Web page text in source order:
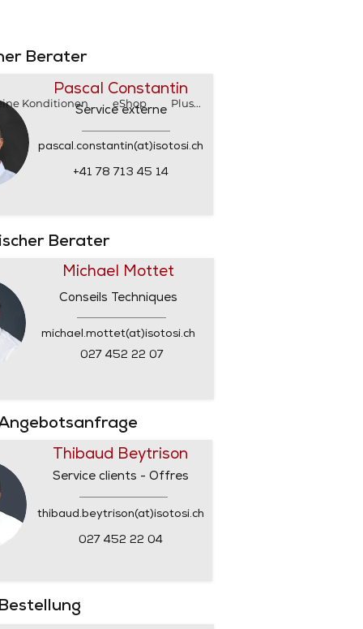
Konditionen eShop Plus...
Berater
Pascal Constantin
Service externe
pascal.constantin(at)isotosi.ch
+41 78 713 45 14
Berater
Michael Mottet
Conseils Techniques
michael.mottet(at)isotosi.ch
027 452 22 07
Thibaud Beytrison
Service clients - Offres
thibaud.beytrison(at)isotosi.ch
027 452 22 04